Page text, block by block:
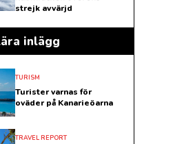
strejk avvärjd
inlägg
TURISM
Turister varnas för
oväder på Kanarieöarna
TRAVEL REPORT